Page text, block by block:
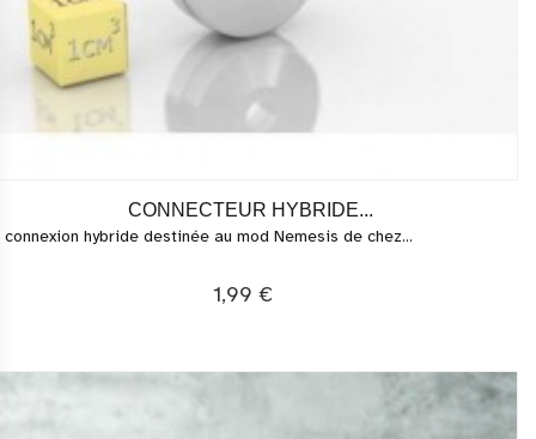
CONNECTEUR HYBRIDE...
connexion hybride destinée au mod Nemesis de chez...
1,99 €